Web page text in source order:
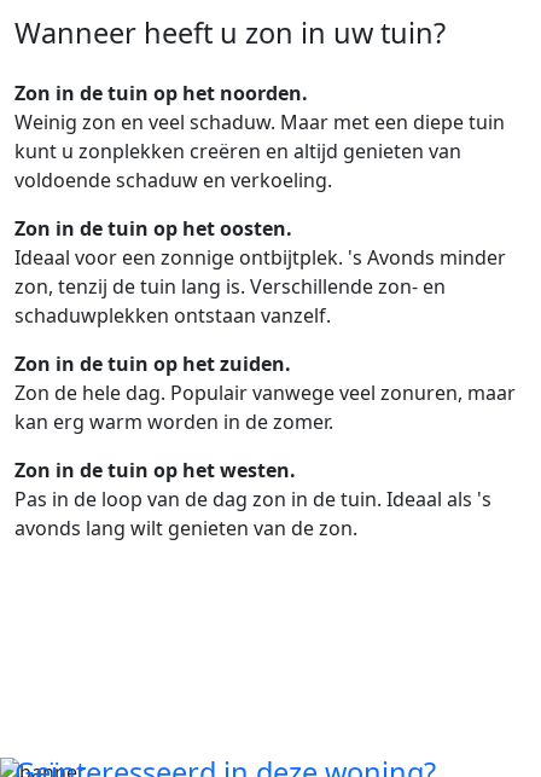
Wanneer heeft u zon in uw tuin?
Zon in de tuin op het noorden.
Weinig zon en veel schaduw. Maar met een diepe tuin
kunt u zonplekken creëren en altijd genieten van
voldoende schaduw en verkoeling.
Zon in de tuin op het oosten.
Ideaal voor een zonnige ontbijtplek. 's Avonds minder
zon, tenzij de tuin lang is. Verschillende zon- en
schaduwplekken ontstaan vanzelf.
Zon in de tuin op het zuiden.
Zon de hele dag. Populair vanwege veel zonuren, maar
kan erg warm worden in de zomer.
Zon in de tuin op het westen.
Pas in de loop van de dag zon in de tuin. Ideaal als 's
avonds lang wilt genieten van de zon.